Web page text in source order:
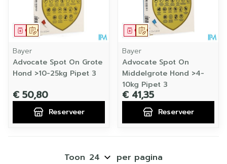
Op voorschrift
Geneesmiddel
Bayer
Advocate Spot On Grote
Hond >10-25kg Pipet 3
€ 50,80
Reserveer
Op voorschrift
Geneesmiddel
Bayer
Advocate Spot On
Middelgrote Hond >4-
10kg Pipet 3
€ 41,35
Reserveer
Toon per pagina